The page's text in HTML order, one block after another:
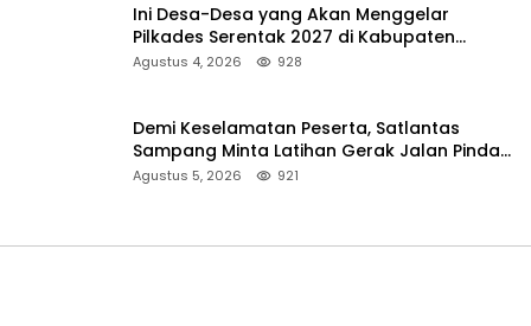
Ini Desa-Desa yang Akan Menggelar
Pilkades Serentak 2027 di Kabupaten
Sumenep
Agustus 4, 2026 928
Demi Keselamatan Peserta, Satlantas
Sampang Minta Latihan Gerak Jalan Pindah
ke Lokasi Aman
Agustus 5, 2026 921